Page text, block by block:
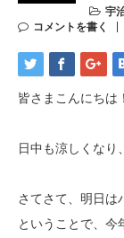
宇
コメントを書く
皆さまこんにちは
日中も涼しくなり
さてさて、明日は
ということで、今